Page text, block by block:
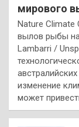
мирового
Nature Climate
вылов рыбы
Lambarri /
изменение
может